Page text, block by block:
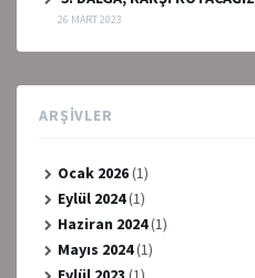
26 MART 2023
ARŞIVLER
Ocak 2026(1)
Eylül 2024(1)
Haziran 2024(1)
Mayıs 2024(1)